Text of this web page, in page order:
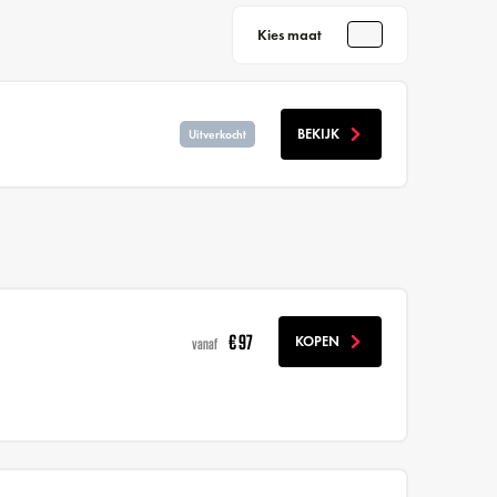
Kies maat
Uitverkocht BEKIJK
vanaf € 97 KOPEN